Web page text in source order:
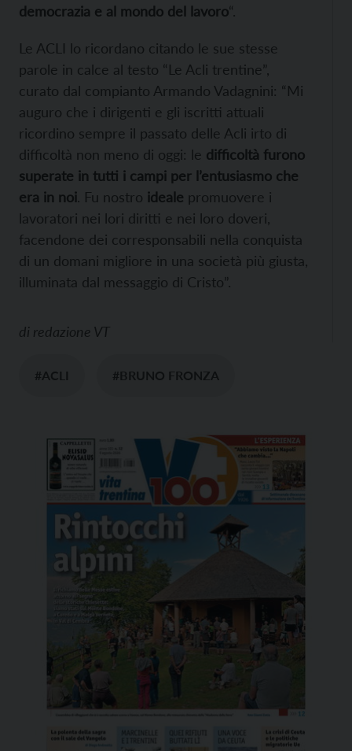
democrazia e al mondo del lavoro“.
Le ACLI lo ricordano citando le sue stesse
parole in calce al testo “Le Acli trentine”,
curato dal compianto Armando Vadagnini: “Mi
auguro che i dirigenti e gli iscritti attuali
ricordino sempre il passato delle Acli irto di
difficoltà non meno di oggi: le difficoltà furono
superate in tutti i campi per l’entusiasmo che
era in noi. Fu nostro ideale promuovere i
lavoratori nei lori diritti e nei loro doveri,
facendone dei corresponsabili nella conquista
di un domani migliore in una società più giusta,
illuminata dal messaggio di Cristo”.
di redazione VT
#ACLI #BRUNO FRONZA